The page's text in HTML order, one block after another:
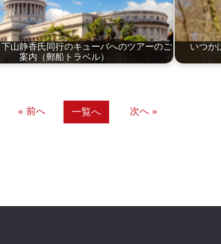
下山静香氏同行のキューバへのツアーのご
案内（郵船トラベル）
いつか
« 前へ 一覧へ 次へ »